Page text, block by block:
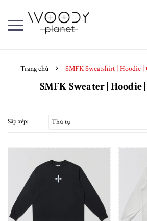
Trang chủ SMFK Sweatshirt | Hoodie
SMFK Sweater | Hoodie
Sắp xếp: Thứ tự